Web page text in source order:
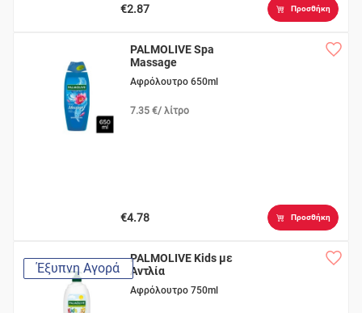
€2.87 Προσθήκη
PALMOLIVE Spa
Massage
Αφρόλουτρο 650ml
7.35 €/ λίτρο
€4.78 Προσθήκη
Έξυπνη Αγορά
PALMOLIVE Kids με
Αντλία
Αφρόλουτρο 750ml